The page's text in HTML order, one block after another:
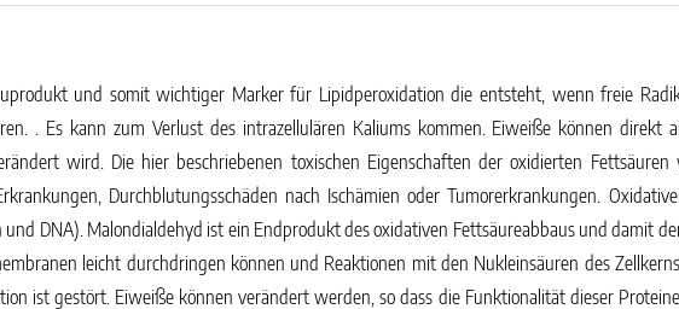
und somit wichtiger Marker für Lipidperoxidation die entsteht, wenn freie
. Es kann zum Verlust des intrazellulären Kaliums kommen. Eiweiße können
wird. Die hier beschriebenen toxischen Eigenschaften der oxidierten
Durchblutungsschäden nach Ischämien oder Tumorerkrankungen.
DNA). Malondialdehyd ist ein Endprodukt des oxidativen Fettsäureabbaus und damit
leicht durchdringen können und Reaktionen mit den Nukleinsäuren des
ist gestört. Eiweiße können verändert werden, so dass die Funktionalität dieser